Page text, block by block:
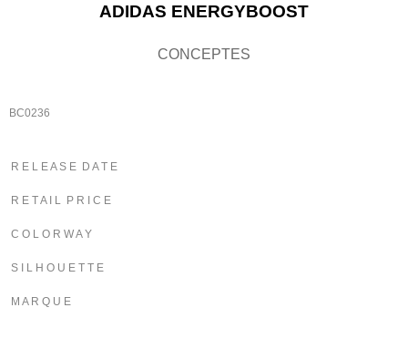
ADIDAS ENERGYBOOST
CONCEPTES
BC0236
R E L E A S E D A T E
R E T A I L P R I C E
C O L O R W A Y
S I L H O U E T T E
M A R Q U E